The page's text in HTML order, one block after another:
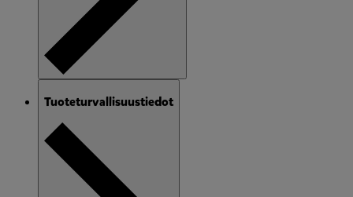
Tuoteturvallisuustiedot